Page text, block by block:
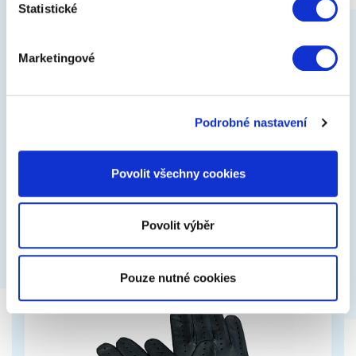
Statistické
Marketingové
Podrobné nastavení
Povolit všechny cookies
Povolit výběr
Pouze nutné cookies
POTAHY VOLANTU Z PRAVÉ KŮŽE
Potahy volantu z pravé kůže jsou velmi příjemné na
dotek a při jízdě Vám dodají skvělí pocit luxusu.
999 Kč Zobrazit více